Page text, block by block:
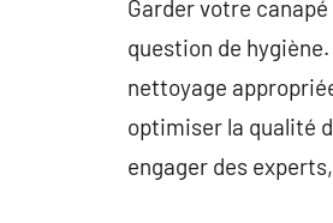
Garder votre
question de
nettoyage
optimiser la qualité
engager des